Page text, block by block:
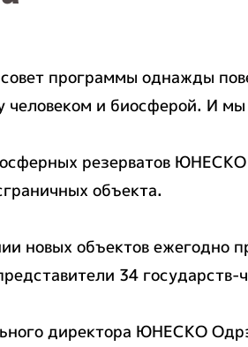
программы однажды
человеком и биосферой. И
резерватов
объекта.
новых объектов
34
директора ЮНЕСКО